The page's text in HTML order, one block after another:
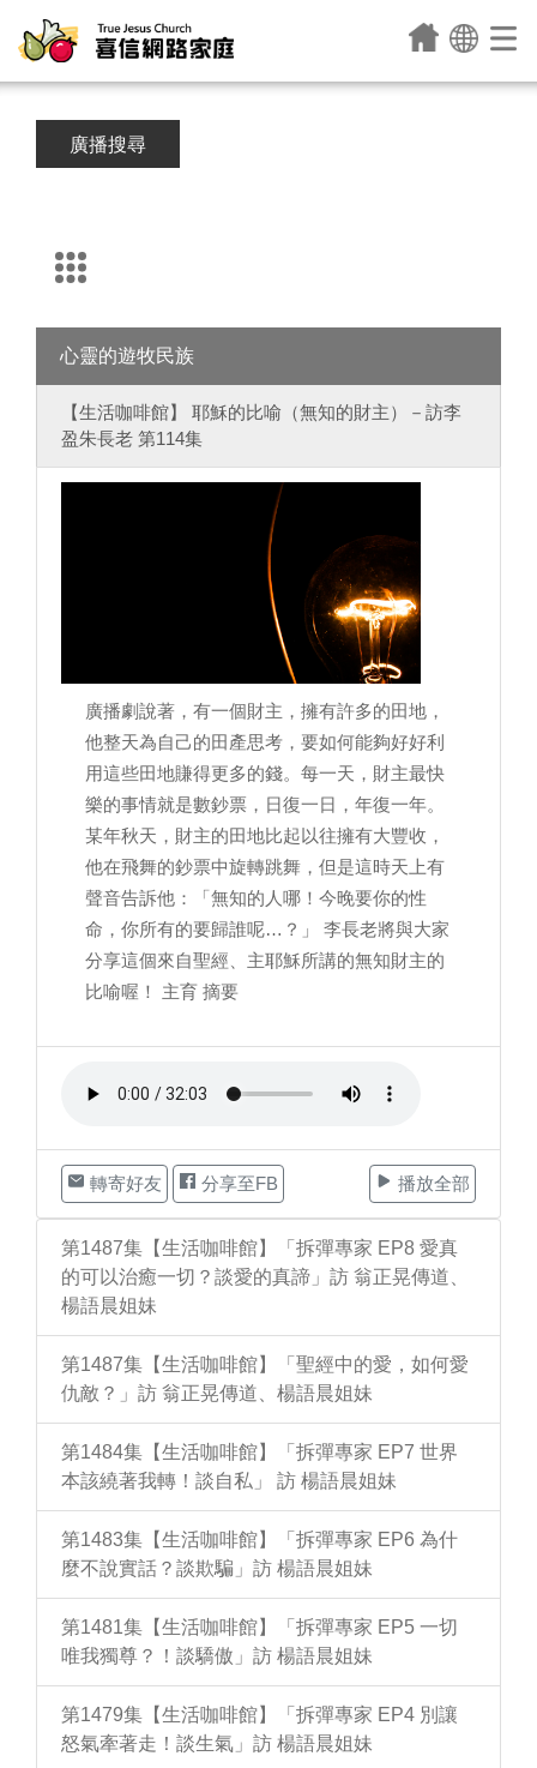
廣播搜尋
心靈的遊牧民族
【生活咖啡館】 耶穌的比喻（無知的財主）－訪李
盈朱長老 第114集
廣播劇說著，有一個財主，擁有許多的田地，
他整天為自己的田產思考，要如何能夠好好利
用這些田地賺得更多的錢。每一天，財主最快
樂的事情就是數鈔票，日復一日，年復一年。
某年秋天，財主的田地比起以往擁有大豐收，
他在飛舞的鈔票中旋轉跳舞，但是這時天上有
聲音告訴他：「無知的人哪！今晚要你的性
命，你所有的要歸誰呢…？」 李長老將與大家
分享這個來自聖經、主耶穌所講的無知財主的
比喻喔！ 主育 摘要
轉寄好友 分享至FB 播放全部
第1487集【生活咖啡館】「拆彈專家 EP8 愛真
的可以治癒一切？談愛的真諦」訪 翁正晃傳道、
楊語晨姐妹
第1487集【生活咖啡館】「聖經中的愛，如何愛
仇敵？」訪 翁正晃傳道、楊語晨姐妹
第1484集【生活咖啡館】「拆彈專家 EP7 世界
本該繞著我轉！談自私」 訪 楊語晨姐妹
第1483集【生活咖啡館】「拆彈專家 EP6 為什
麼不說實話？談欺騙」訪 楊語晨姐妹
第1481集【生活咖啡館】「拆彈專家 EP5 一切
唯我獨尊？！談驕傲」訪 楊語晨姐妹
第1479集【生活咖啡館】「拆彈專家 EP4 別讓
怒氣牽著走！談生氣」訪 楊語晨姐妹